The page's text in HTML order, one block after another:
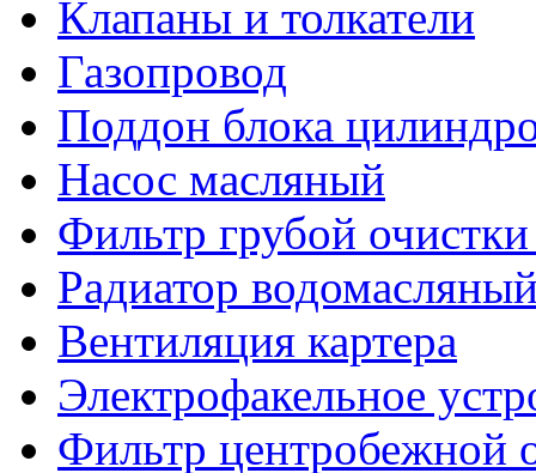
Клапаны и толкатели
Газопровод
Поддон блока
Насос масляный
Фильтр грубой
Радиатор
Вентиляция картера
Электрофакельное
Фильтр центробежной